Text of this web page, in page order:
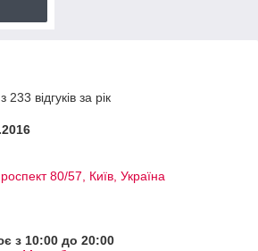
відгуків за рік
80/57, Київ, Україна
з 10:00 до 20:00